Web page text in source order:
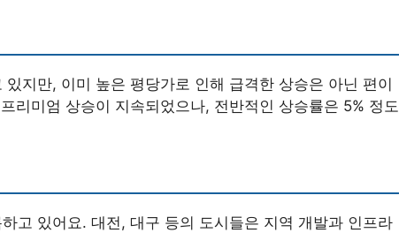
지만, 이미 높은 평당가로 인해 급격한 상승은 아닌 편이
리미엄 상승이 지속되었으나, 전반적인 상승률은 5% 정도
고 있어요. 대전, 대구 등의 도시들은 지역 개발과 인프라